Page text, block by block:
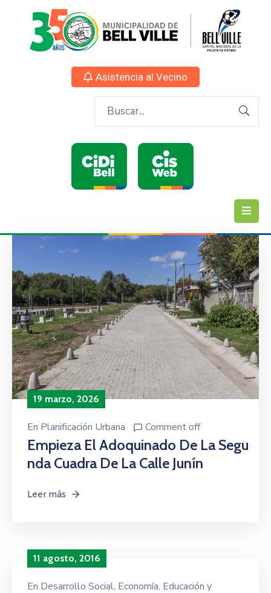
Asistencia al Vecino
19 marzo, 2026
En Planificación Urbana Comment off
Empieza El Adoquinado De La Segu
Nda Cuadra De La Calle Junín
Leer más
11 agosto, 2016
En Desarrollo Social‚ Economía‚ Educación y